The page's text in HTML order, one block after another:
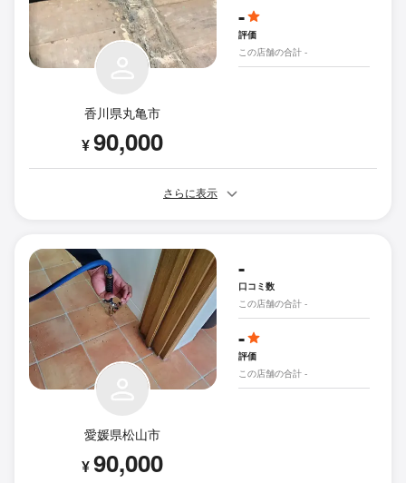
香川県丸亀市
¥90,000
-
評価
この店舗の合計 -
さらに表示
愛媛県松山市
¥90,000
-
口コミ数
この店舗の合計 -
-
評価
この店舗の合計 -